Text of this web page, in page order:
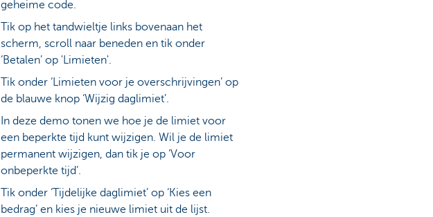
geheime code.
Tik op het tandwieltje links bovenaan het
scherm, scroll naar beneden en tik onder
‘Betalen’ op 'Limieten'.
Tik onder ‘Limieten voor je overschrijvingen’ op
de blauwe knop ‘Wijzig daglimiet’.
In deze demo tonen we hoe je de limiet voor
een beperkte tijd kunt wijzigen. Wil je de limiet
permanent wijzigen, dan tik je op ‘Voor
onbeperkte tijd’.
Tik onder ‘Tijdelijke daglimiet’ op ‘Kies een
bedrag’ en kies je nieuwe limiet uit de lijst.